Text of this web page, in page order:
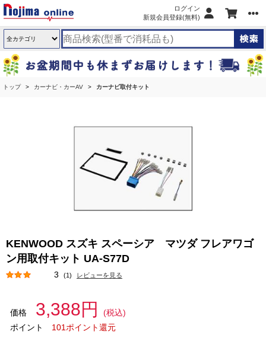
ログイン
新規会員登録(無料)
トップ カーナビ・カーAV カーナビ取付キット
KENWOOD スズキ スペーシア マツダ フレアワゴ
ン用取付キット UA-S77D
3 (1) レビューを見る
価格 3,388円
(税込)
ポイント
101ポイント還元